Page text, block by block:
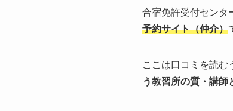
合宿免許受付センタ
予約サイト（仲介）
ここは口コミを読む
う教習所の質・講師